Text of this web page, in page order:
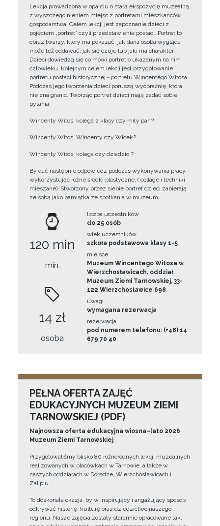
Lekcja prowadzona w oparciu o stałą ekspozycję muzealną
z wyszczególnieniem miejsc z portretami mieszkańców
gospodarstwa. Celem lekcji jest zapoznanie dzieci z
pojęciem „portret” czyli przedstawienie postaci. Portret to
obraz twarzy, który ma pokazać, jak dana osoba wygląda i
może też oddawać, jak się czuje lub jaki ma charakter.
Dzieci dowiedzą się co mówi portret o ukazanym na nim
człowieku. Kolejnym celem lekcji jest przygotowanie
portretu postaci historycznej - portretu Wincentego Witosa.
Podczas jego tworzenia dzieci poruszą wyobraźnię, która
nie zna granic. Tworząc portret dzieci mają zadać sobie
pytania:
Wincenty Witos, kolega z klasy czy miły pan?
Wincenty Witos, Wincenty czy Wicek?
Wincenty Witos, kolega czy dziadzio ?
By dać następnie odpowiedz podczas wykonywania pracy,
wykorzystując różne środki plastyczne, ( collage i techniki
mieszane). Stworzony przez siebie portret dzieci zabierają
ze sobą jako pamiątka ze spotkania w muzeum.
120 min
min.
14 zł
osoba
liczba uczestników
do 25 osób
wiek uczestników
szkoła podstawowa klasy 1-5
miejsce
Muzeum Wincentego Witosa w
Wierzchosławicach, oddział
Muzeum Ziemi Tarnowskiej, 33-
122 Wierzchosławice 698
uwagi
wymagana rezerwacja
rezerwacja
pod numerem telefonu: (+48) 14
679 70 40
PEŁNA OFERTA ZAJĘĆ
EDUKACYJNYCH MUZEUM ZIEMI
TARNOWSKIEJ (PDF)
Najnowsza oferta edukacyjna wiosna–lato 2026
Muzeum Ziemi Tarnowskiej
Przygotowaliśmy blisko 80 różnorodnych lekcji muzealnych
realizowanych w placówkach w Tarnowie, a także w
naszych oddziałach w Dołędze, Wierzchosławicach i
Zalipiu.
To doskonała okazja, by w inspirujący i angażujący sposób
odkrywać historię, kulturę oraz dziedzictwo naszego
regionu. Nasze zajęcia zostały starannie opracowane tak,